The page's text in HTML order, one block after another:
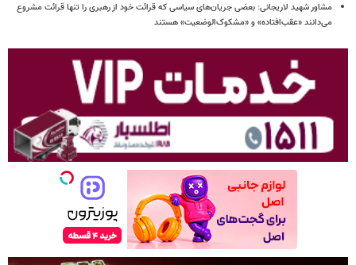
مشاور شهید لاریجانی: بعضی جریان‌های سیاسی که قرائت خود از رهبری را تنها قرائت مشروع
می‌دانند «عقب‌افتاده» و «مشکوک‌الوضعیت» هستند